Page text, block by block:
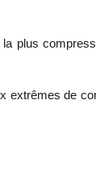
plus
extrêmes de